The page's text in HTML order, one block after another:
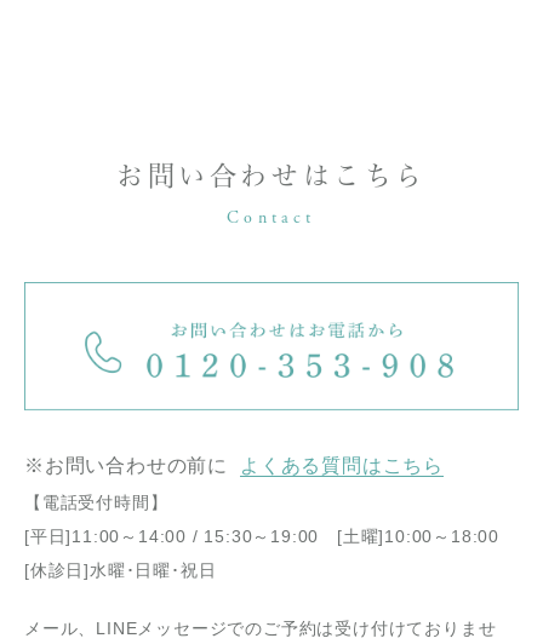
お問い合わせはこちら
Contact
※お問い合わせの前に よくある質問はこちら
【電話受付時間】
[平日]11:00～14:00 / 15:30～19:00 [土曜]10:00～18:00
[休診日]水曜･日曜･祝日
メール、LINEメッセージでのご予約は受け付けておりませ